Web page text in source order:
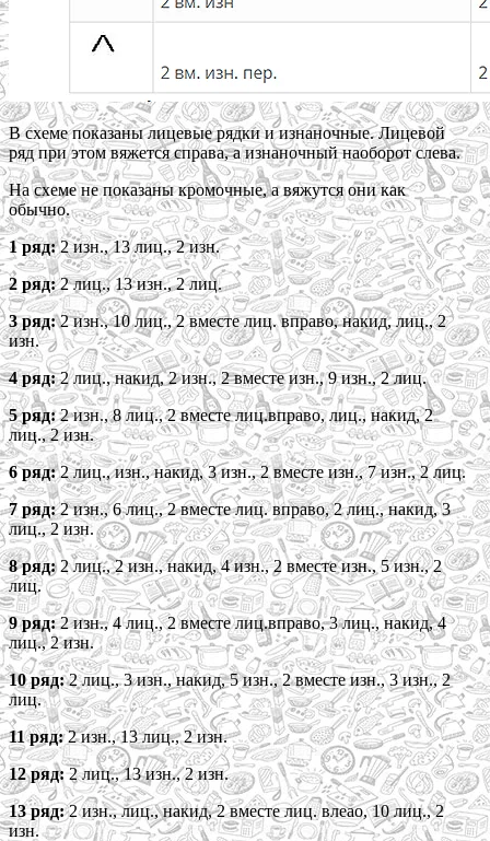
В схеме показаны лицевые рядки и изнаночные. Лицевой
ряд при этом вяжется справа, а изнаночный наоборот слева.
На схеме не показаны кромочные, а вяжутся они как
обычно.
1 ряд:2 изн., 13 лиц., 2 изн.
2 ряд:2 лиц., 13 изн., 2 лиц.
3 ряд:2 изн., 10 лиц., 2 вместе лиц. вправо, накид, лиц., 2
изн.
4 ряд:2 лиц., накид, 2 изн., 2 вместе изн., 9 изн., 2 лиц.
5 ряд:2 изн., 8 лиц., 2 вместе лиц.вправо, лиц., накид, 2
лиц., 2 изн.
6 ряд:2 лиц., изн., накид, 3 изн., 2 вместе изн., 7 изн., 2 лиц.
7 ряд:2 изн., 6 лиц., 2 вместе лиц. вправо, 2 лиц., накид, 3
лиц., 2 изн.
8 ряд:2 лиц., 2 изн., накид, 4 изн., 2 вместе изн., 5 изн., 2
лиц.
9 ряд:2 изн., 4 лиц., 2 вместе лиц.вправо, 3 лиц., накид, 4
лиц., 2 изн.
10 ряд:2 лиц., 3 изн., накид, 5 изн., 2 вместе изн., 3 изн., 2
лиц.
11 ряд:2 изн., 13 лиц., 2 изн.
12 ряд:2 лиц., 13 изн., 2 изн.
13 ряд:2 изн., лиц., накид, 2 вместе лиц. влеао, 10 лиц., 2
изн.